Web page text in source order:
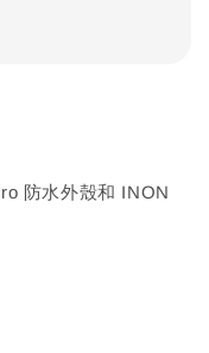
防水外殼和 INON